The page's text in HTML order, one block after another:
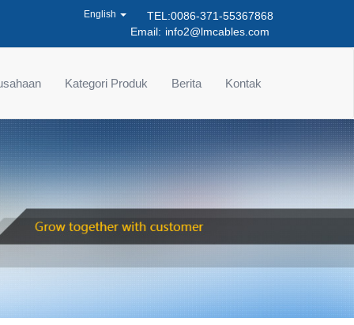
TEL:0086-371-55367868
Email: info2@lmcables.com
English
Kategori Produk Berita Kontak